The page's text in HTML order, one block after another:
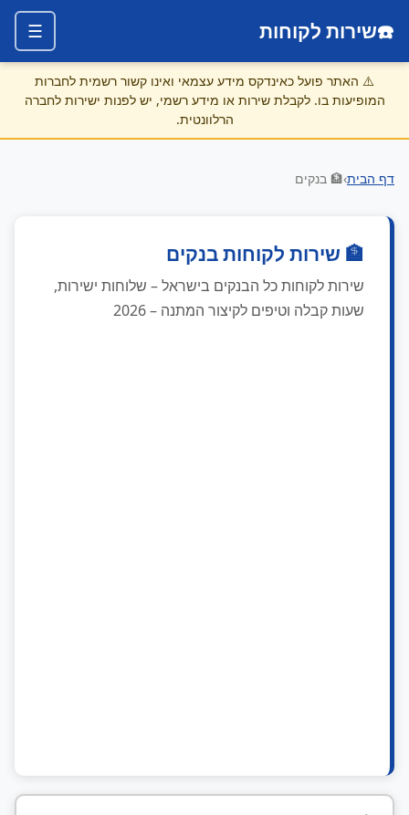
☎️שירות לקוחות ☰
⚠️ האתר פועל כאינדקס מידע עצמאי ואינו קשור רשמית לחברות
המופיעות בו. לקבלת שירות או מידע רשמי, יש לפנות ישירות לחברה
הרלוונטית.
דף הבית›🏦 בנקים
🏦 שירות לקוחות בנקים
שירות לקוחות כל הבנקים בישראל – שלוחות ישירות,
שעות קבלה וטיפים לקיצור המתנה – 2026